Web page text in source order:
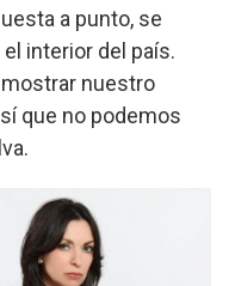
a punto, se
interior del país.
nuestro
que no podemos